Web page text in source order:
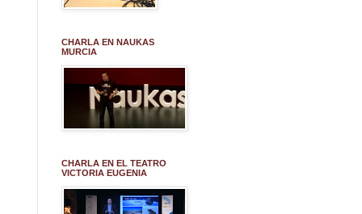
CHARLA EN NAUKAS
MURCIA
CHARLA EN EL TEATRO
VICTORIA EUGENIA